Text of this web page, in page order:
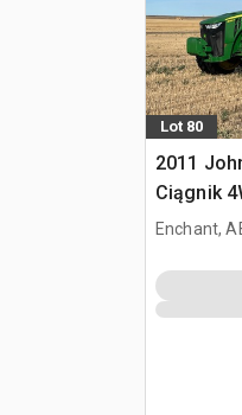
Lot 80
2011
Ciągnik
Enchant,